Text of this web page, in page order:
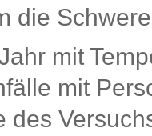
die
mit
mit
des